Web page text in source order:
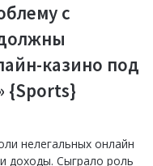
с
казино под
{Sports}